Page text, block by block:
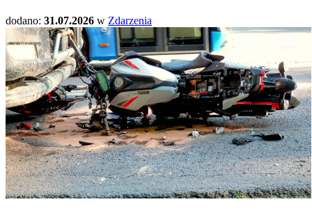
dodano: 31.07.2026 w Zdarzenia